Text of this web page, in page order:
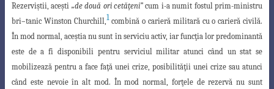
Rezerviştii, aceşti „de două ori cetăţeni” cum i-a numit fostul prim-ministru
bri–tanic Winston Churchill, 1combină o carieră militară cu o carieră civilă.
În mod normal , aceştia nu sunt în serviciu activ, iar funcţia lor predominantă
este de a fi disponibili pentru serviciul militar atunci când un stat se
mobilizează pentru a face faţă unei crize , posibilităţii unei crize sau atunci
când este nevoie în alt mod. În mod normal, forţele de rezervă nu sunt